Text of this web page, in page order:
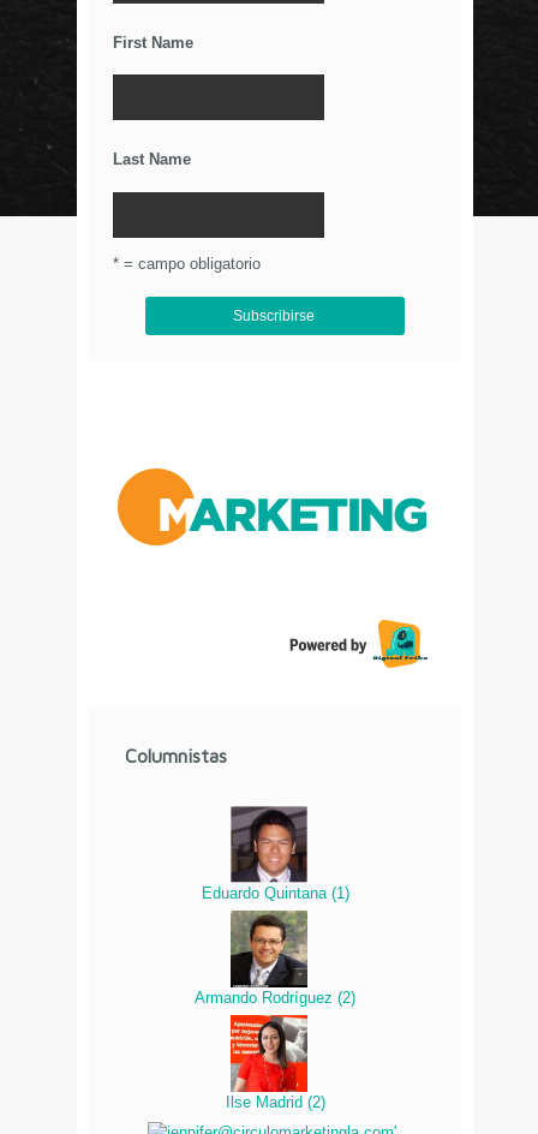
First Name
Last Name
* = campo obligatorio
Columnistas
Eduardo Quintana (1)
Armando Rodríguez (2)
Ilse Madrid (2)
Los Wearables y el IoT
© Circulo Marketing 2016. Todos los derechos
reservados.
Aviso de Privacidad